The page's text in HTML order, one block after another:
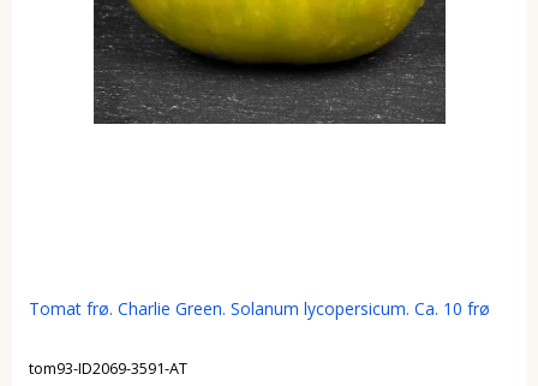
Tomat frø. Charlie Green. Solanum lycopersicum. Ca. 10 frø
tom93-ID2069-3591-AT